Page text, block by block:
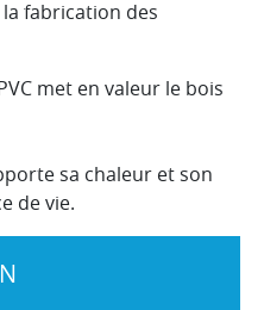
fabrication des
met en valeur le bois
sa chaleur et son
de vie.